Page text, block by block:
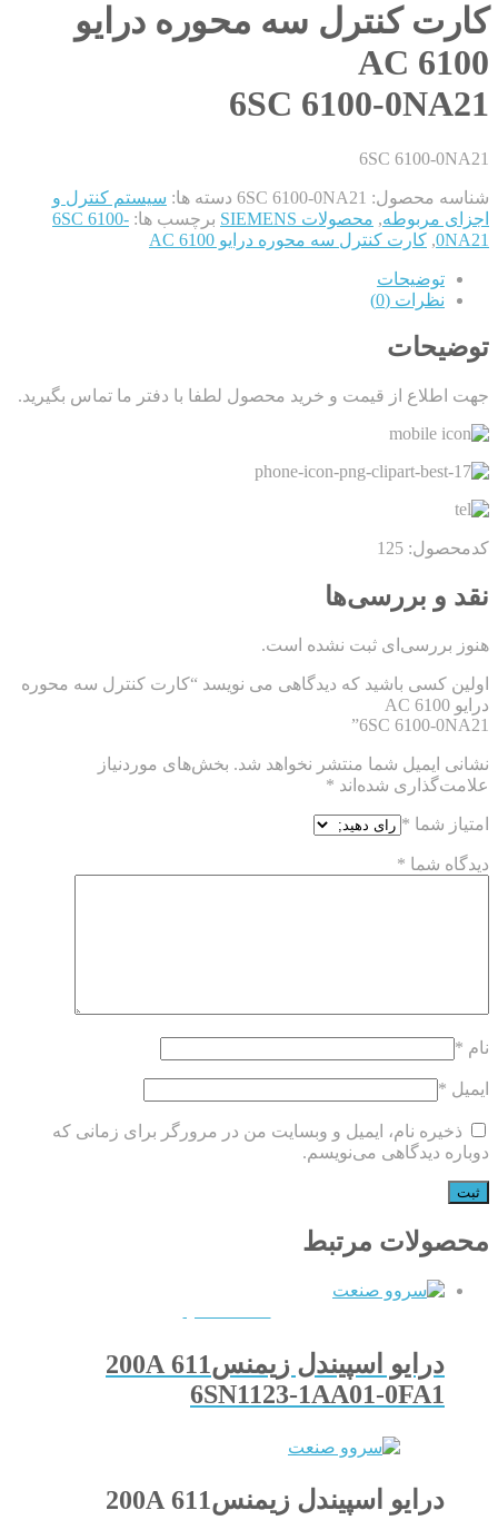
کارت کنترل سه محوره درایو
6100 AC
6SC 6100-0NA21
6SC 6100-0NA21
شناسه محصول: 6SC 6100-0NA21 دسته ها: سیستم کنترل و
اجزای مربوطه, محصولات SIEMENS برچسب ها: 6SC 6100-
0NA21
, کارت کنترل سه محوره درایو 6100 AC
توضیحات
نظرات (0)
توضیحات
جهت اطلاع از قیمت و خرید محصول لطفا با دفتر ما تماس بگیرید.
کدمحصول: 125
نقد و بررسی‌ها
هنوز بررسی‌ای ثبت نشده است.
اولین کسی باشید که دیدگاهی می نویسد “کارت کنترل سه محوره
درایو 6100 AC
6SC 6100-0NA21”
نشانی ایمیل شما منتشر نخواهد شد. بخش‌های موردنیاز
علامت‌گذاری شده‌اند *
امتیاز شما *
دیدگاه شما *
نام *
ایمیل *
ذخیره نام، ایمیل و وبسایت من در مرورگر برای زمانی که
دوباره دیدگاهی می‌نویسم.
محصولات مرتبط
درایو اسپیندل زیمنس611 200A
6SN1123-1AA01-0FA1
درایو اسپیندل زیمنس611 200A